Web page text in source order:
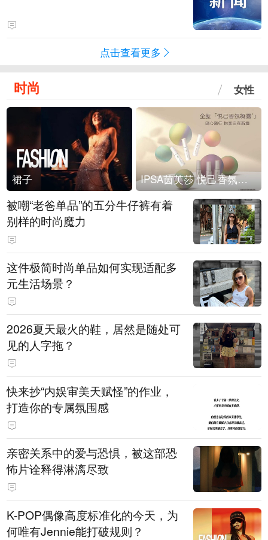
点击查看更多
时尚 女性
裙子 IPSA茵芙莎 悦己香氛凝露上市
被嘲“老爸单品”的五分牛仔裤有着
别样的时尚魔力
这件极简时尚单品如何实现适配多
元生活场景？
2026夏天最火的鞋，居然是随处可
见的人字拖？
快来抄“内娱审美天赋怪”的作业，
打造你的专属氛围感
亲密关系中的爱与恐惧，被这部恐
怖片诠释得淋漓尽致
K-POP偶像高度标准化的今天，为
何唯有Jennie能打破规则？